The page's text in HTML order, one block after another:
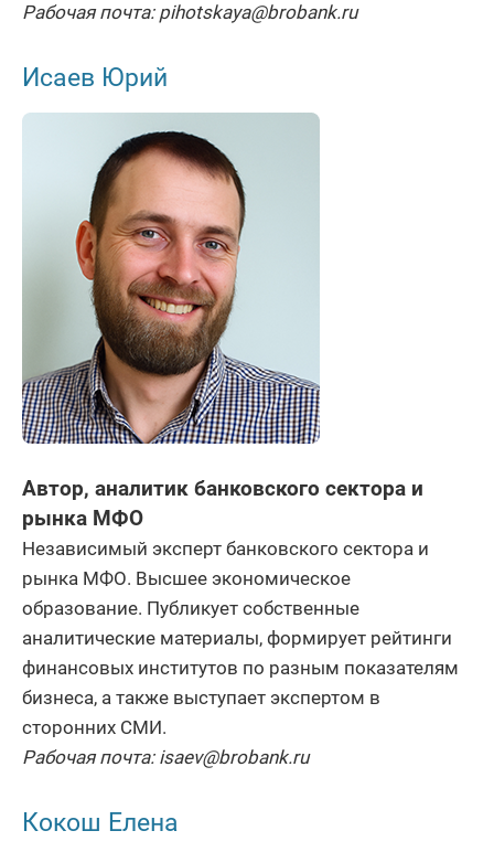
Рабочая почта: pihotskaya@brobank.ru
Исаев Юрий
Автор, аналитик банковского сектора и
рынка МФО
Независимый эксперт банковского сектора и
рынка МФО. Высшее экономическое
образование. Публикует собственные
аналитические материалы, формирует рейтинги
финансовых институтов по разным показателям
бизнеса, а также выступает экспертом в
сторонних СМИ.
Рабочая почта: isaev@brobank.ru
Кокош Елена